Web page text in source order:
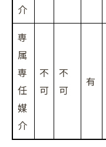
介
専
属
専
任
媒
介
不
可
不
可
有